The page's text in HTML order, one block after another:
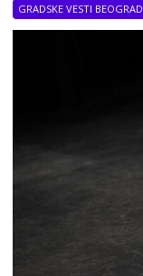
GRADSKE VESTI BEOGRAD